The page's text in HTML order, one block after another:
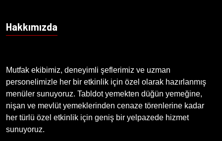
Hakkımızda
Mutfak ekibimiz, deneyimli şeflerimiz ve uzman
personelimizle her bir etkinlik için özel olarak hazırlanmış
menüler sunuyoruz. Tabldot yemekten düğün yemeğine,
nişan ve mevlüt yemeklerinden cenaze törenlerine kadar
her türlü özel etkinlik için geniş bir yelpazede hizmet
sunuyoruz.